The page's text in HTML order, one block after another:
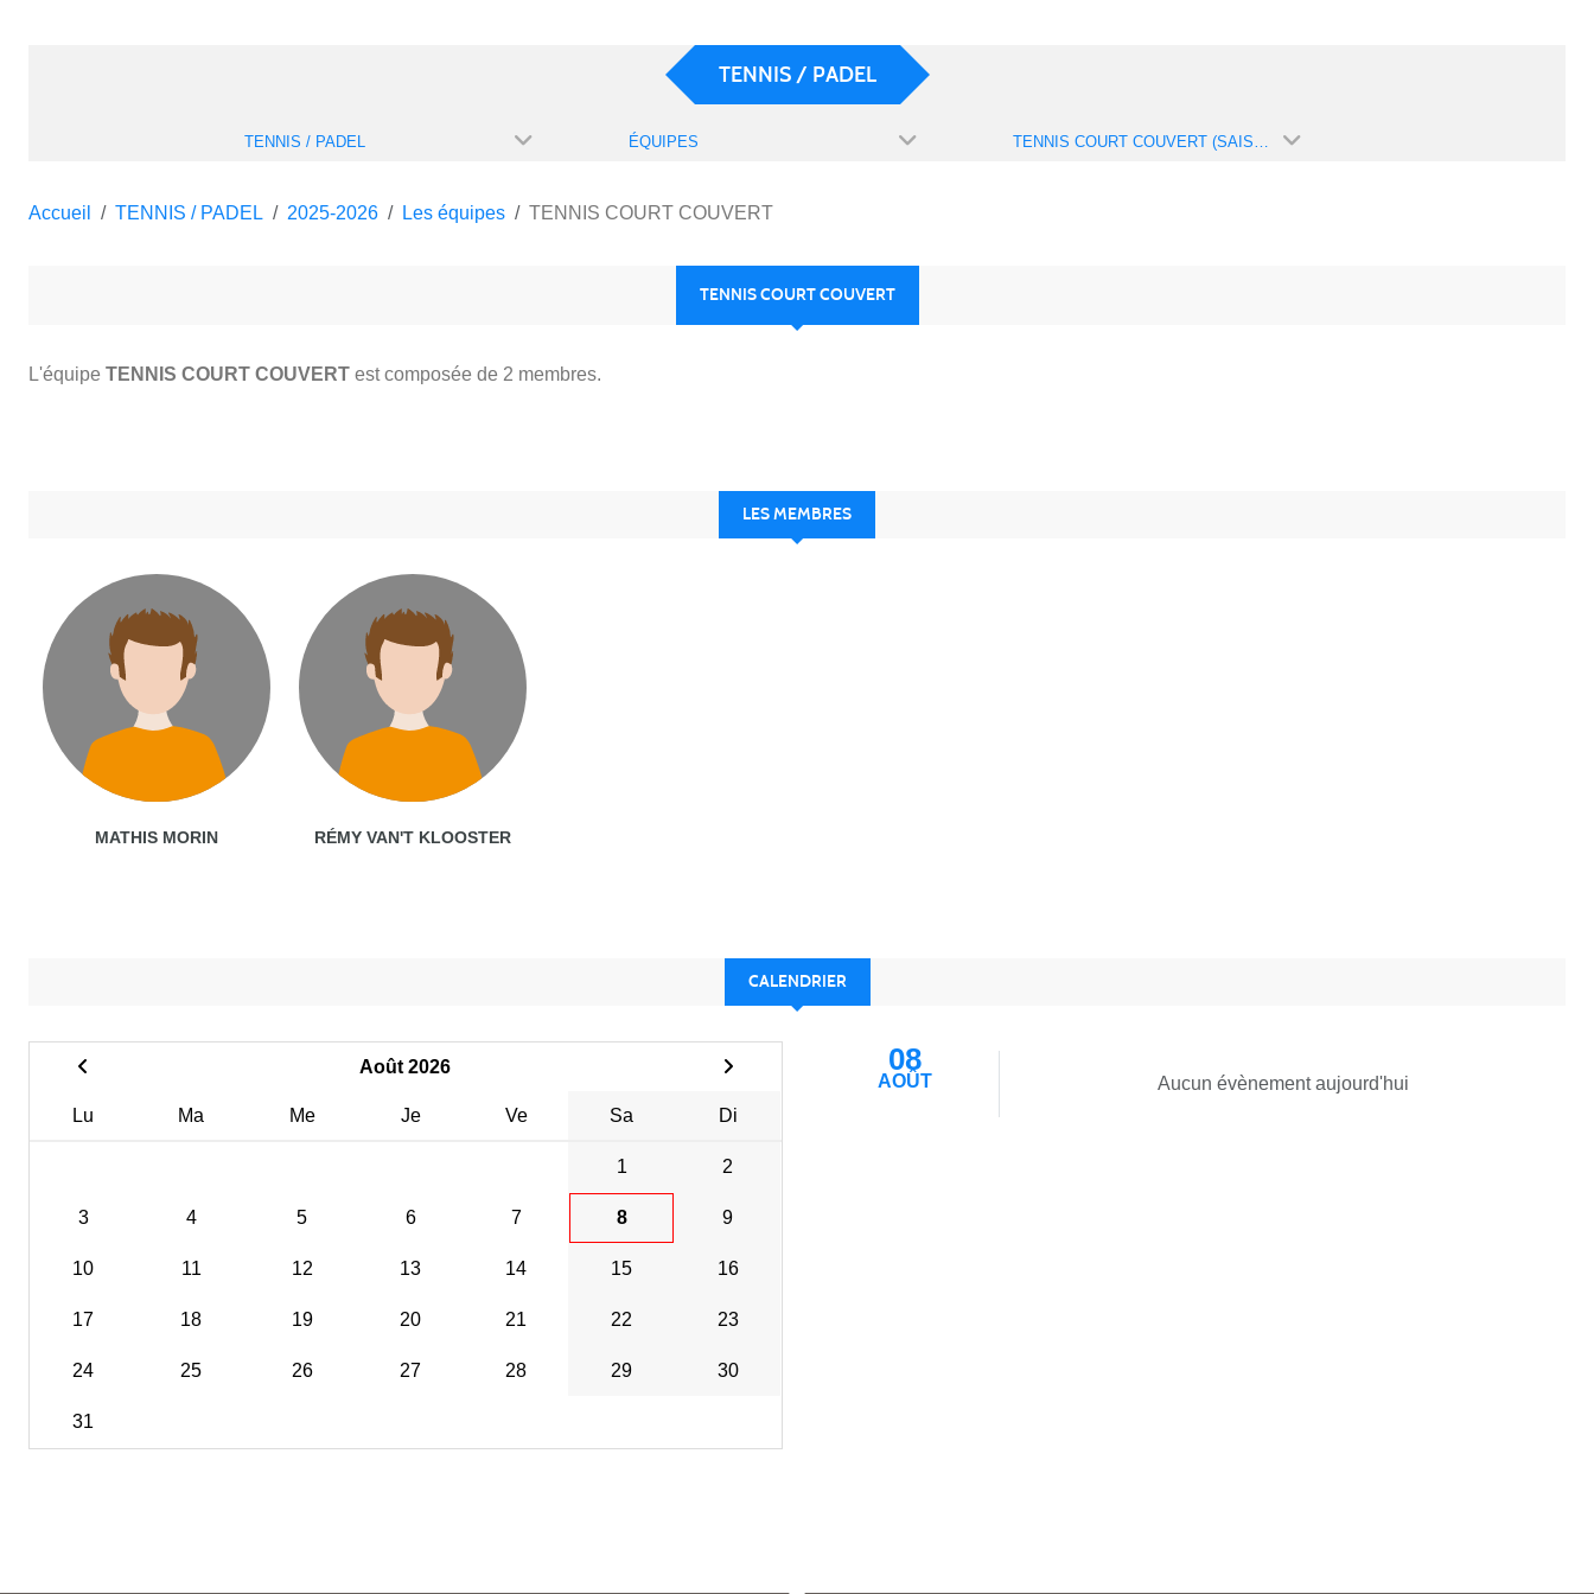
TENNIS / PADEL
TENNIS / PADEL ÉQUIPES
Accueil TENNIS / PADEL 2025-2026 Les équipes TENNIS COURT COUVERT
TENNIS COURT COUVERT
L'équipe TENNIS COURT COUVERT est composée de 2 membres.
LES MEMBRES
MATHIS MORIN RÉMY VAN'T KLOOSTER
CALENDRIER
Août 2026
Lu Ma Me Je Ve Sa Di
1 2
3 4 5 6 7 8 9
10 11 12 13 14 15 16
17 18 19 20 21 22 23
24 25 26 27 28 29 30
31
08
AOÛT Aucun évènement aujourd'hui